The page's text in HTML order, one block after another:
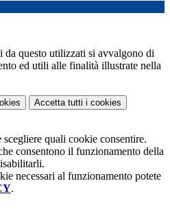
da questo utilizzati si avvalgono di
ed utili alle finalità illustrate nella
Accetta tutti i cookies
scegliere quali cookie consentire.
consentono il funzionamento della
necessari al funzionamento potete
.